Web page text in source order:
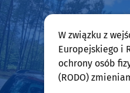
W związku z
Europejskiego i
ochrony osób
(RODO)